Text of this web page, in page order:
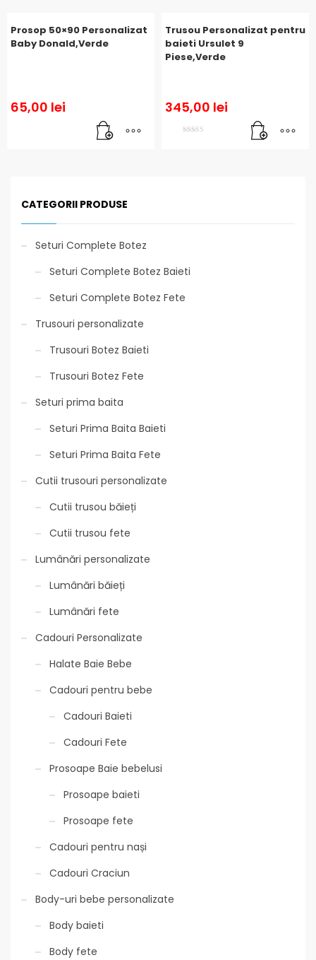
Prosop 50×90 Personalizat
Baby Donald,Verde
65,00 lei
Trusou Personalizat pentru
baieti Ursulet 9
Piese,Verde
345,00 lei
CATEGORII PRODUSE
Seturi Complete Botez
Seturi Complete Botez Baieti
Seturi Complete Botez Fete
Trusouri personalizate
Trusouri Botez Baieti
Trusouri Botez Fete
Seturi prima baita
Seturi Prima Baita Baieti
Seturi Prima Baita Fete
Cutii trusouri personalizate
Cutii trusou băieți
Cutii trusou fete
Lumânări personalizate
Lumânări băieți
Lumânări fete
Cadouri Personalizate
Halate Baie Bebe
Cadouri pentru bebe
Cadouri Baieti
Cadouri Fete
Prosoape Baie bebelusi
Prosoape baieti
Prosoape fete
Cadouri pentru nași
Cadouri Craciun
Body-uri bebe personalizate
Body baieti
Body fete